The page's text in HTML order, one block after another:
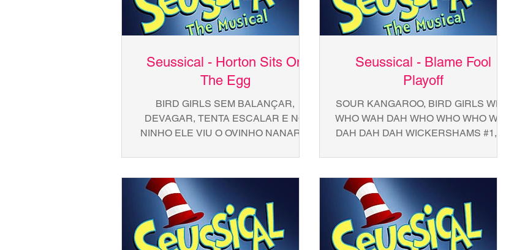
Seussical - Horton Sits On
The Egg
BIRD GIRLS SEM BALANÇAR,
DEVAGAR, TENTA ESCALAR E NO
NINHO ELE VIU O OVINHO NANAR E
E...
Seussical - Blame Fool
Playoff
SOUR KANGAROO, BIRD GIRLS WHO
WHO WAH DAH WHO WHO WHO WAH
DAH DAH DAH WICKERSHAMS #1,2,3